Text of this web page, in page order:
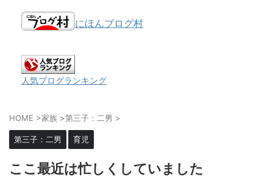
にほんブログ村
人気ブログランキング
HOME >家族 >第三子：二男 >
第三子：二男 育児
ここ最近は忙しくしていました